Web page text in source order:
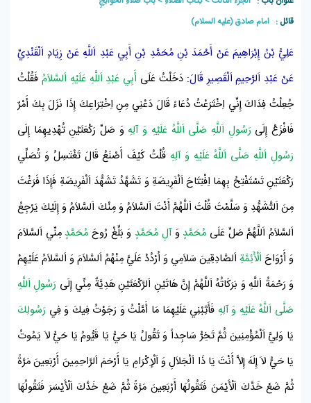
قائل : امام صادق (علیه السلام)
عَلِيُّ بْنُ إِبْرَاهِيمَعَنْ أَحْمَدَ بْنِ مُحَمَّدِ بْنِ أَبِي عَبْدِ اَللَّهِعَنْ زِيَادٍ اَلْقَنْدِيِّ
عَنْ عَبْدِ اَلرَّحِيمِ اَلْقَصِيرِقَالَ: دَخَلْتُ عَلَى أَبِي عَبْدِ اَللَّهِ عَلَيْهِ اَلسَّلاَمُ فَقُلْتُ
جُعِلْتُ فِدَاكَ إِنِّي اِخْتَرَعْتُ دُعَاءً قَالَ دَعْنِي مِنِ اِخْتِرَاعِكَ إِذَا نَزَلَ بِكَ أَمْرٌ
فَافْزَعْ إِلَى رَسُولِ اَللَّهِ صَلَّى اَللَّهُ عَلَيْهِ وَ آلِهِوَ صَلِّ رَكْعَتَيْنِ تُهْدِيهِمَا إِلَى
رَسُولِ اَللَّهِ صَلَّى اَللَّهُ عَلَيْهِ وَ آلِهِ قُلْتُ كَيْفَ أَصْنَعُ قَالَ تَغْتَسِلُ وَ تُصَلِّي
رَكْعَتَيْنِ تَسْتَفْتِحُ بِهِمَا اِفْتِتَاحَ اَلْفَرِيضَةِ وَ تَشَهَّدُ تَشَهُّدَ اَلْفَرِيضَةِ فَإِذَا فَرَغْتَ
مِنَ اَلتَّشَهُّدِ وَ سَلَّمْتَ قُلْتَ اَللَّهُمَّ أَنْتَ اَلسَّلاَمُ وَ مِنْكَ اَلسَّلاَمُ وَ إِلَيْكَ يَرْجِعُ
اَلسَّلاَمُ اَللَّهُمَّ صَلِّ عَلَى مُحَمَّدٍ وَآلِ مُحَمَّدٍ وَ بَلِّغْ رُوحَمُحَمَّدٍ مِنِّي اَلسَّلاَمَ
وَ أَرْوَاحَ اَلْأَئِمَّةِ اَلصَّادِقِينَ سَلاَمِي وَ اُرْدُدْ عَلَيَّ مِنْهُمُ اَلسَّلاَمَ وَ اَلسَّلاَمُ عَلَيْهِمْ
وَ رَحْمَةُ اَللَّهِ وَ بَرَكَاتُهُ اَللَّهُمَّ إِنَّ هَاتَيْنِ اَلرَّكْعَتَيْنِ هَدِيَّةٌ مِنِّي إِلَى رَسُولِ اَللَّهِ
صَلَّى اَللَّهُ عَلَيْهِ وَ آلِهِ فَأَثِبْنِي عَلَيْهِمَا مَا أَمَّلْتُ وَ رَجَوْتُ فِيكَ وَ فِي رَسُولِكَ
يَا وَلِيَّ اَلْمُؤْمِنِينَ ثُمَّ تَخِرُّ سَاجِداً وَ تَقُولُ يَا حَيُّ يَا قَيُّومُ يَا حَيُّ لاَ يَمُوتُ
يَا حَيُّ لاَ إِلَهَ إِلاَّ أَنْتَ يَا ذَا اَلْجَلاَلِ وَ اَلْإِكْرَامِ يَا أَرْحَمَ اَلرَّاحِمِينَ أَرْبَعِينَ مَرَّةً
ثُمَّ ضَعْ خَدَّكَ اَلْأَيْمَنَ فَتَقُولُهَا أَرْبَعِينَ مَرَّةً ثُمَّ ضَعْ خَدَّكَ اَلْأَيْسَرَ فَتَقُولُهَا